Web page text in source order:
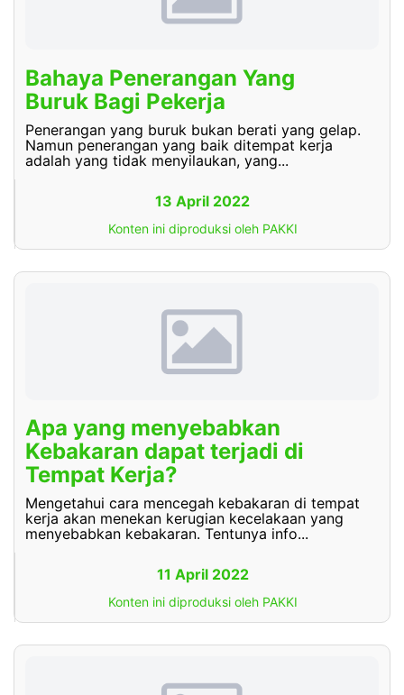
Bahaya Penerangan Yang
Buruk Bagi Pekerja
Penerangan yang buruk bukan berati yang gelap.
Namun penerangan yang baik ditempat kerja
adalah yang tidak menyilaukan, yang...
13 April 2022
Konten ini diproduksi oleh PAKKI
Apa yang menyebabkan
Kebakaran dapat terjadi di
Tempat Kerja?
Mengetahui cara mencegah kebakaran di tempat
kerja akan menekan kerugian kecelakaan yang
menyebabkan kebakaran. Tentunya info...
11 April 2022
Konten ini diproduksi oleh PAKKI